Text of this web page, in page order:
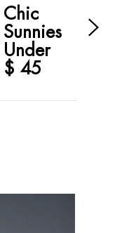
Chic
Sunnies
Under
$ 45